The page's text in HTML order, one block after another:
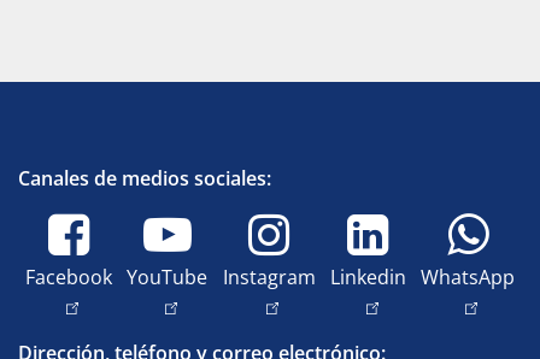
Canales de medios sociales:
Facebook YouTube Instagram Linkedin WhatsApp
Dirección, teléfono y correo electrónico: